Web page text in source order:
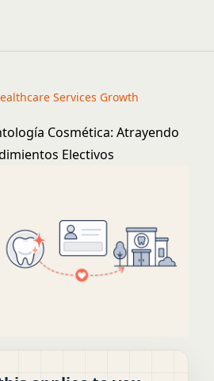
Services Growth
Cosmética: Atrayendo
Electivos